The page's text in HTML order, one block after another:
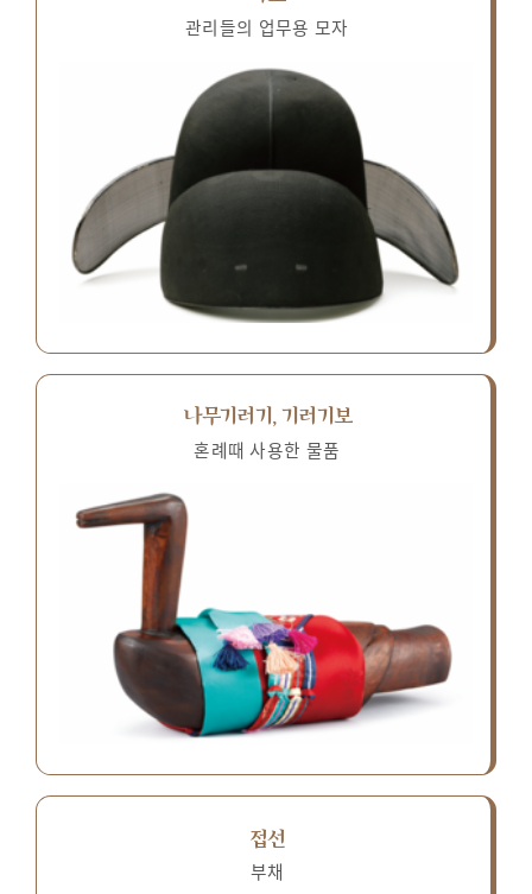
관리들의 업무용 모자
나무기러기, 기러기보
혼례때 사용한 물품
접선
부채